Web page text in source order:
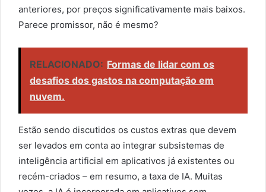
anteriores, por preços significativamente mais baixos.
Parece promissor, não é mesmo?
RELACIONADO: Formas de lidar com os
desafios dos gastos na computação em
nuvem.
Estão sendo discutidos os custos extras que devem
ser levados em conta ao integrar subsistemas de
inteligência artificial em aplicativos já existentes ou
recém-criados – em resumo, a taxa de IA. Muitas